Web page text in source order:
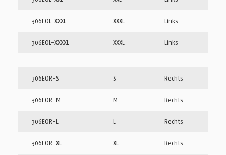
306EOL-XXXL XXXL Links
306EOL-XXXXL XXXL Links
306EOR-S S Rechts
306EOR-M M Rechts
306EOR-L L Rechts
306EOR-XL XL Rechts